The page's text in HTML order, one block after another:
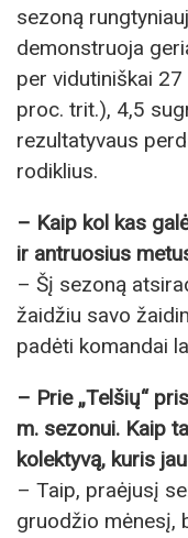
sezoną
demonstruoja
per vidutiniškai
proc. trit.), 4,5
rezultatyvaus
rodiklius.
– Kaip kol kas
ir antruosius
– Šį sezoną
žaidžiu savo
padėti komandai
– Prie „Telšių“
m. sezonui. Kaip
kolektyvą, kuris
– Taip, praėjusį
gruodžio mėnesį,